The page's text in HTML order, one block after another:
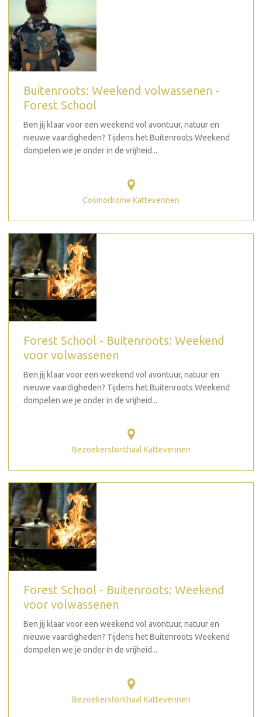
Buitenroots: Weekend volwassenen -
Forest School
Ben jij klaar voor een weekend vol avontuur, natuur en
nieuwe vaardigheden? Tijdens het Buitenroots Weekend
dompelen we je onder in de vrijheid...
Cosmodrome Kattevennen
Forest School - Buitenroots: Weekend
voor volwassenen
Ben jij klaar voor een weekend vol avontuur, natuur en
nieuwe vaardigheden? Tijdens het Buitenroots Weekend
dompelen we je onder in de vrijheid...
Bezoekerstonthaal Kattevennen
Forest School - Buitenroots: Weekend
voor volwassenen
Ben jij klaar voor een weekend vol avontuur, natuur en
nieuwe vaardigheden? Tijdens het Buitenroots Weekend
dompelen we je onder in de vrijheid...
Bezoekerstonthaal Kattevennen